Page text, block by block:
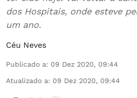
dos Hospitais, onde esteve
um ano.
Céu Neves
Publicado a: 09 Dez 2020, 09:44
Atualizado a: 09 Dez 2020, 09:44